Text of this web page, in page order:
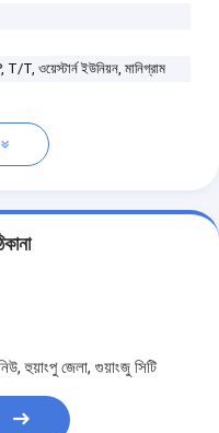
ওয়েস্টার্ন ইউনিয়ন, মানিগ্রাম
হুয়াংপু জেলা, গুয়াংজু সিটি